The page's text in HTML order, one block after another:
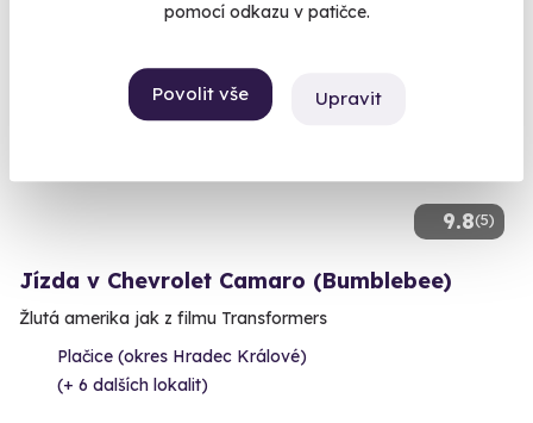
pomocí odkazu v patičce.
Povolit vše Upravit
9.8(5)
Jízda v Chevrolet Camaro (Bumblebee)
Žlutá amerika jak z filmu Transformers
Plačice (okres Hradec Králové)
(+ 6 dalších lokalit)